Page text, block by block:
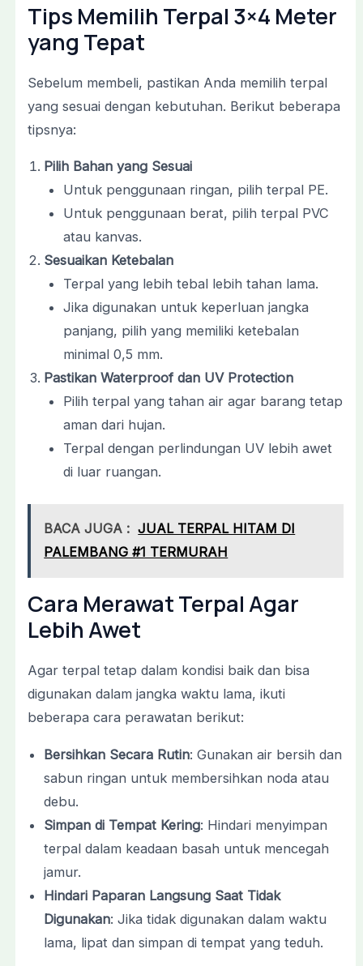
Tips Memilih Terpal 3×4 Meter
yang Tepat
Sebelum membeli, pastikan Anda memilih terpal
yang sesuai dengan kebutuhan. Berikut beberapa
tipsnya:
Pilih Bahan yang Sesuai
Untuk penggunaan ringan, pilih terpal PE.
Untuk penggunaan berat, pilih terpal PVC
atau kanvas.
Sesuaikan Ketebalan
Terpal yang lebih tebal lebih tahan lama.
Jika digunakan untuk keperluan jangka
panjang, pilih yang memiliki ketebalan
minimal 0,5 mm.
Pastikan Waterproof dan UV Protection
Pilih terpal yang tahan air agar barang tetap
aman dari hujan.
Terpal dengan perlindungan UV lebih awet
di luar ruangan.
BACA JUGA : JUAL TERPAL HITAM DI
PALEMBANG #1 TERMURAH
Cara Merawat Terpal Agar
Lebih Awet
Agar terpal tetap dalam kondisi baik dan bisa
digunakan dalam jangka waktu lama, ikuti
beberapa cara perawatan berikut:
Bersihkan Secara Rutin: Gunakan air bersih dan
sabun ringan untuk membersihkan noda atau
debu.
Simpan di Tempat Kering: Hindari menyimpan
terpal dalam keadaan basah untuk mencegah
jamur.
Hindari Paparan Langsung Saat Tidak
Digunakan: Jika tidak digunakan dalam waktu
lama, lipat dan simpan di tempat yang teduh.